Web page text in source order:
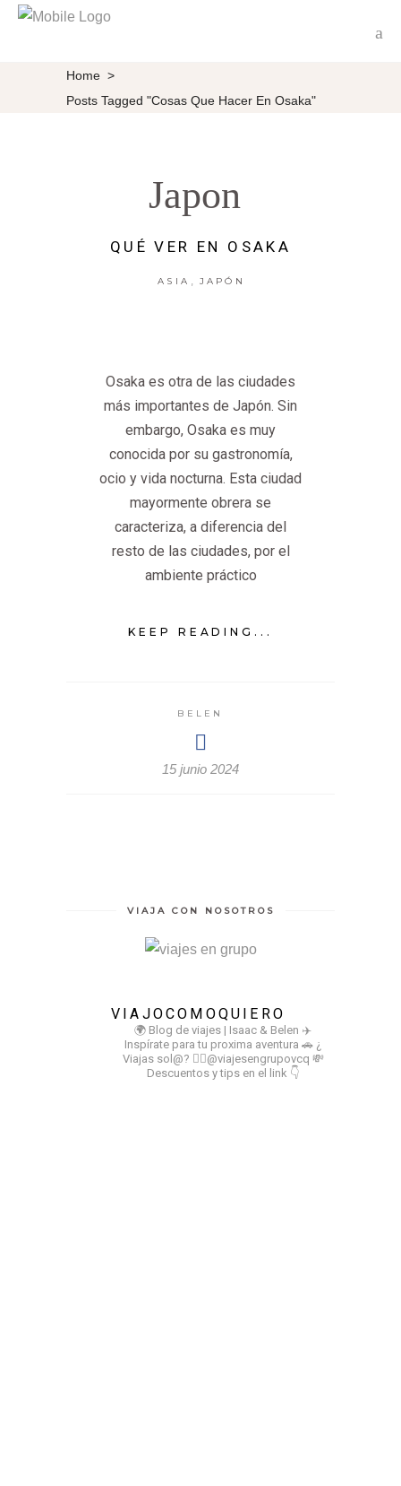
Home >
Posts Tagged "cosas Que Hacer En Osaka"
Japon
QUÉ VER EN OSAKA
ASIA JAPÓN
Osaka es otra de las ciudades
más importantes de Japón. Sin
embargo, Osaka es muy
conocida por su gastronomía,
ocio y vida nocturna. Esta ciudad
mayormente obrera se
caracteriza, a diferencia del
resto de las ciudades, por el
ambiente práctico
KEEP READING...
BELEN
15 junio 2024
VIAJA CON NOSOTROS
VIAJOCOMOQUIERO
🌍 Blog de viajes | Isaac & Belen ✈️
Inspírate para tu proxima aventura 🚗 ¿
Viajas sol@? 👉🏻@viajesengrupovcq 💸
Descuentos y tips en el link 👇